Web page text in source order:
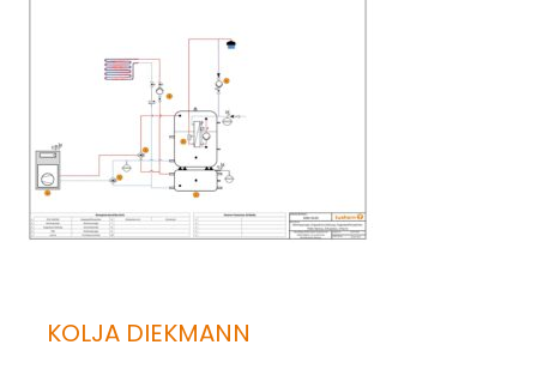
KOLJA DIEKMANN